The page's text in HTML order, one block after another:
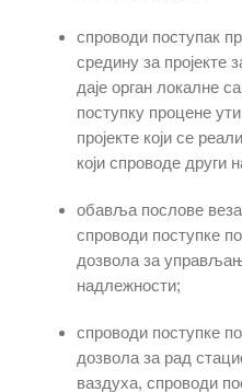
спроводи поступак
средину за пројекте
даје орган локалне
поступку процене
пројекте који се
који спроводе други
обавља послове
спроводи поступке
дозвола за
надлежности;
спроводи поступке
дозвола за рад
ваздуха, спроводи